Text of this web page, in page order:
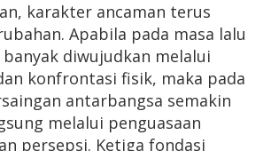
karakter ancaman terus
Apabila pada masa lalu
diwujudkan melalui
konfrontasi fisik, maka pada
antarbangsa semakin
melalui penguasaan
persepsi. Ketiga fondasi